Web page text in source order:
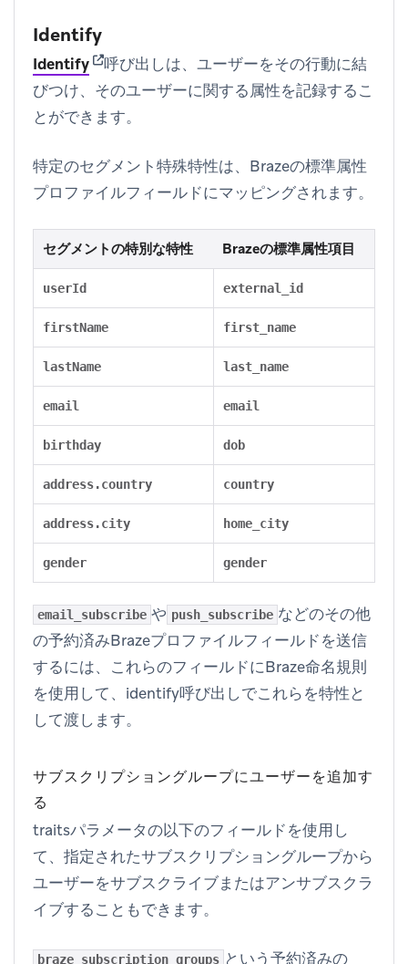
Identify
Identify(opens in new tab)
呼び出しは、ユーザーをその行動に結
びつけ、そのユーザーに関する属性を記録するこ
とができます。
特定のセグメント特殊特性は、Brazeの標準属性
プロファイルフィールドにマッピングされます。
セグメントの特別な特性 Brazeの標準属性項目
userId external_id
firstName first_name
lastName last_name
email email
birthday dob
address.country country
address.city home_city
gender gender
email_subscribe や push_subscribe などのその他
の予約済みBrazeプロファイルフィールドを送信
するには、これらのフィールドにBraze命名規則
を使用して、identify呼び出しでこれらを特性と
して渡します。
サブスクリプショングループにユーザーを追加す
る
traitsパラメータの以下のフィールドを使用し
て、指定されたサブスクリプショングループから
ユーザーをサブスクライブまたはアンサブスクラ
イブすることもできます。
braze_subscription_groups という予約済みの